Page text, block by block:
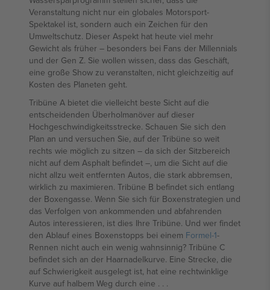
Veranstaltung nicht nur ein globales Motorsport-
Spektakel ist, sondern auch ein Zeichen für den
Umweltschutz. Dieser Aspekt hat heute viel mehr
Gewicht als früher – besonders bei Fans der Millennials
und der Gen Z. Sie wollen wissen, dass das Geschäft,
eine große Show zu veranstalten, nicht gleichzeitig auf
Kosten des Planeten geht.
Tribüne A bietet die vielleicht beste Sicht auf die
entscheidenden Überholmanöver auf dieser
Hochgeschwindigkeitsstrecke. Schauen Sie sich den
Plan an und versuchen Sie, auf der Tribüne so weit
rechts wie möglich zu sitzen – da sich der Sitzbereich
nicht auf dem Asphalt befindet –, um die Sicht auf die
nicht allzu weit entfernten Autos, die stark abbremsen,
wirklich zu maximieren. Tribüne B befindet sich entlang
der Boxengasse. Wenn Sie sich für Boxenstrategien und
das Verfolgen von ankommenden und abfahrenden
Autos interessieren, ist dies Ihre Tribüne. Und wer findet
den Ablauf eines Boxenstopps bei einem Formel-1-
Rennen nicht auch ein wenig wahnsinnig? Tribüne C
befindet sich an der Haarnadelkurve. Eine Strecke, die
auf Schwierigkeit ausgelegt ist, hat eine rechtwinklige
Kurve auf halbem Weg durch eine . . .